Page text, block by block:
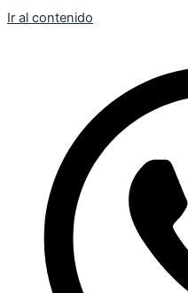
Ir al contenido